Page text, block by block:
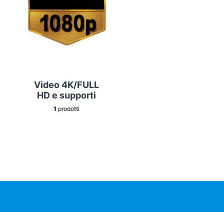
Video 4K/FULL
HD e supporti
1 prodotti